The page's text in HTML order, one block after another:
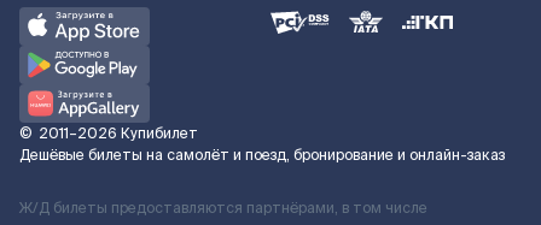
© 2011–2026 Купибилет
Дешёвые билеты на самолёт и поезд, бронирование и онлайн-заказ
Ж/Д билеты предоставляются партнёрами, в том числе